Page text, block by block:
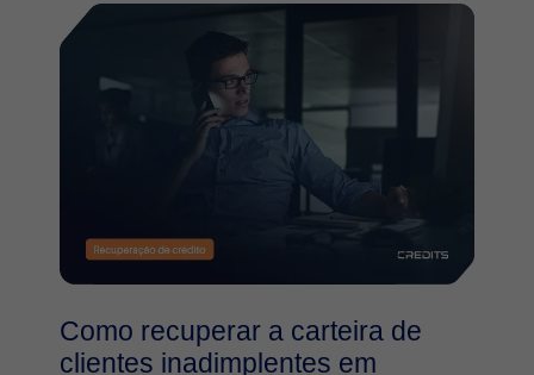
Como recuperar a carteira de
clientes inadimplentes em